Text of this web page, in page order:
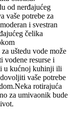
od nerđajućeg
vaše potrebe za
i svestran
čelika
uštedu vode može
vodene resurse i
u kućnoj kuhinji ili
vaše potrebe
rotirajuća
za umivaonik bude